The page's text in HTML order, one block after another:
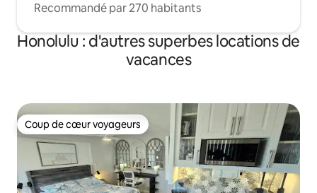
Recommandé par 270 habitants
Honolulu : d'autres superbes locations de
vacances
Coup de cœur voyageurs
Coup de cœur voyageurs